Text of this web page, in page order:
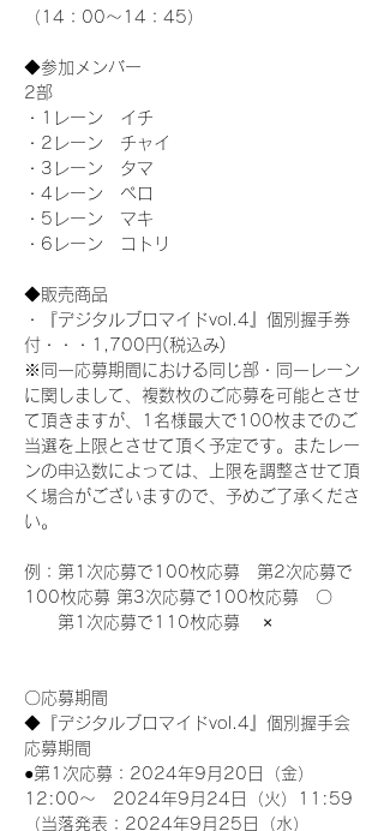
（14：00～14：45）
◆参加メンバー
2部
・1レーン　イチ
・2レーン　チャイ
・3レーン　タマ
・4レーン　ペロ
・5レーン　マキ
・6レーン　コトリ
◆販売商品
・『デジタルブロマイドvol.4』個別握手券
付・・・1,700円(税込み)
※同一応募期間における同じ部・同一レーン
に関しまして、複数枚のご応募を可能とさせ
て頂きますが、1名様最大で100枚までのご
当選を上限とさせて頂く予定です。またレー
ンの申込数によっては、上限を調整させて頂
く場合がございますので、予めご了承くださ
い。
例：第1次応募で100枚応募　第2次応募で
100枚応募 第3次応募で100枚応募　〇
第1次応募で110枚応募　 ×
〇応募期間
◆『デジタルブロマイドvol.4』個別握手会
応募期間
●第1次応募：2024年9月20日（金）
12:00～　2024年9月24日（火）11:59
（当落発表：2024年9月25日（水）